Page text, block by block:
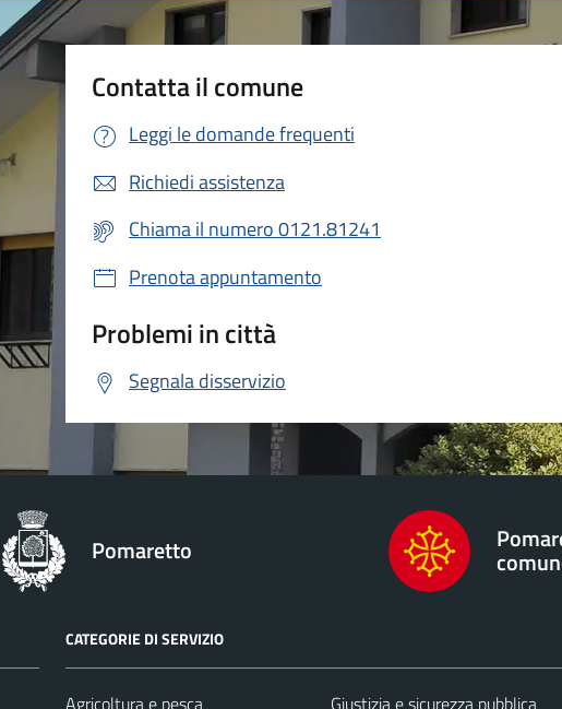
Contatta il comune
Leggi le domande frequenti
Richiedi assistenza
Chiama il numero 0121.81241
Prenota appuntamento
Problemi in città
Segnala disservizio
Pomaretto
CATEGORIE DI SERVIZIO
Agricoltura e pesca Giustizia e sicurezza pubblica